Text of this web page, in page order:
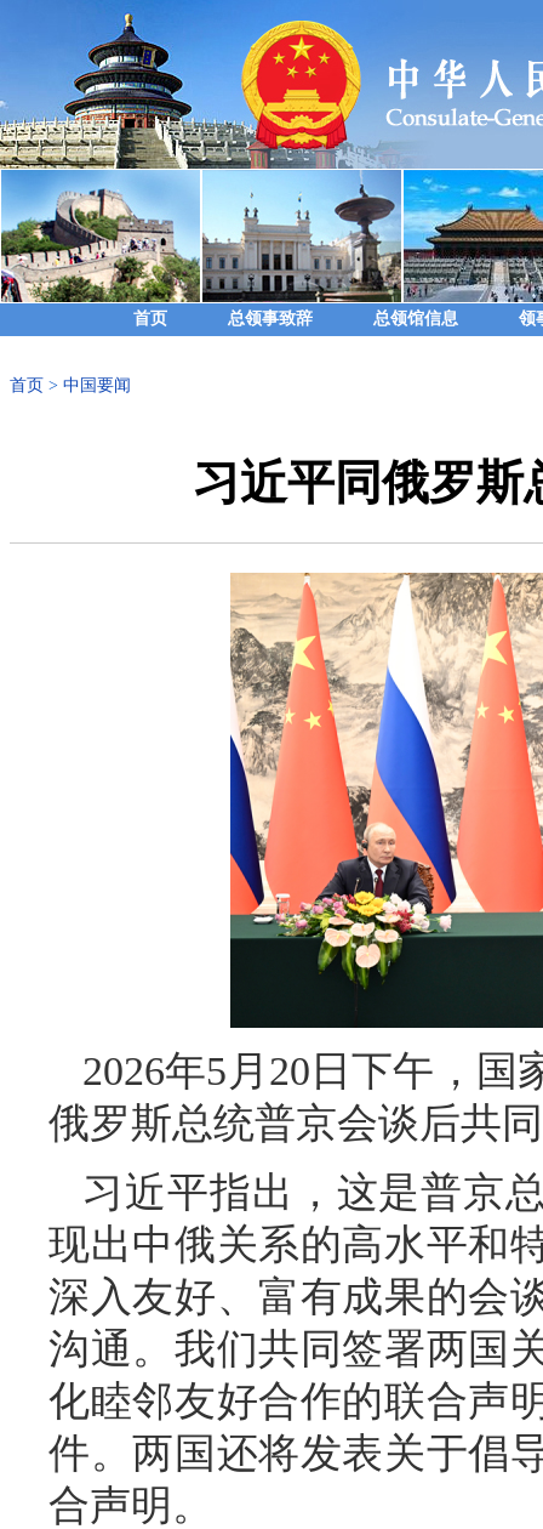
首页 总领事致辞 总领馆信息 领
首页 > 中国要闻
习近平同俄罗斯
2026年5月20日下午，
俄罗斯总统普京会谈后共
习近平指出，这是普京
现出中俄关系的高水平和
深入友好、富有成果的会
沟通。我们共同签署两国
化睦邻友好合作的联合声
件。两国还将发表关于倡
合声明。